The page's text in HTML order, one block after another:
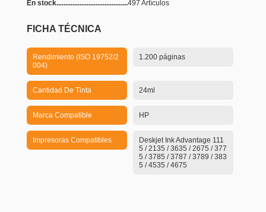
En stock 497 Artículos
FICHA TÉCNICA
Rendimiento (ISO 19752/2
004)
1.200 páginas
Cantidad De Tinta 24ml
Marca Compatible HP
Impresoras Compatibles
Deskjet Ink Advantage 111
5 / 2135 / 3635 / 2675 / 377
5 / 3785 / 3787 / 3789 / 383
5 / 4535 / 4675